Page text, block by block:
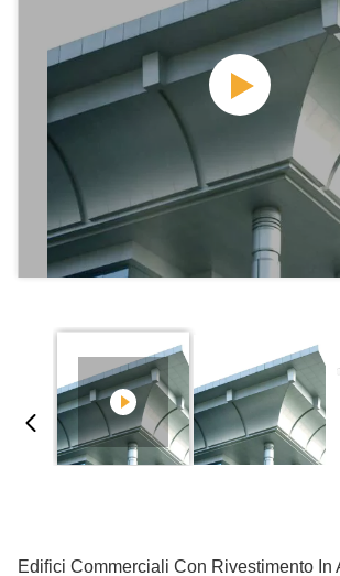
Edifici Commerciali Con Rivestimento In